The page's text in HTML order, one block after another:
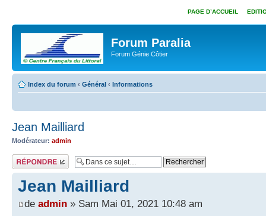
PAGE D’ACCUEIL
Forum Paralia
Forum Génie Côtier
Index du forum ‹ Général ‹ Informations
Jean Mailliard
Modérateur: admin
Répondre
Jean Mailliard
de admin » Sam Mai 01, 2021 10:48 am